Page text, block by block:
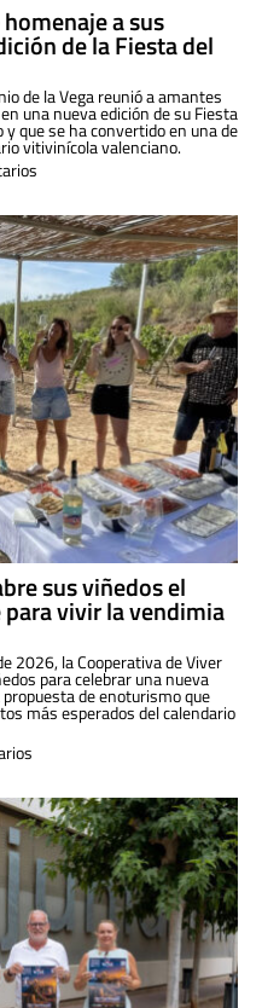
a sus
de la Fiesta del
de la Vega reunió a amantes
una nueva edición de su Fiesta
y que se ha convertido en una de
vitivinícola valenciano.
sus viñedos el
vivir la vendimia
2026, la Cooperativa de Viver
para celebrar una nueva
propuesta de enoturismo que
más esperados del calendario